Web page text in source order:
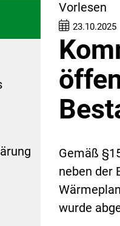
Vorlesen
23.10.2025
Gemäß
neben der
wurde